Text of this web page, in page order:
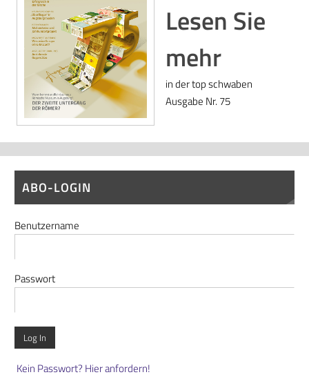
Lesen Sie
mehr
in der top schwaben
Ausgabe Nr. 75
ABO-LOGIN
Benutzername
Passwort
Kein Passwort? Hier anfordern!